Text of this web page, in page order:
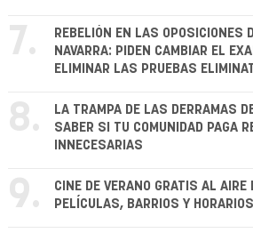
7.
REBELIÓN EN LAS OPOSICIONES
NAVARRA: PIDEN CAMBIAR EL
ELIMINAR LAS PRUEBAS
8.
LA TRAMPA DE LAS DERRAMAS
SABER SI TU COMUNIDAD PAGA
INNECESARIAS
9.
CINE DE VERANO GRATIS AL AIRE
PELÍCULAS, BARRIOS Y